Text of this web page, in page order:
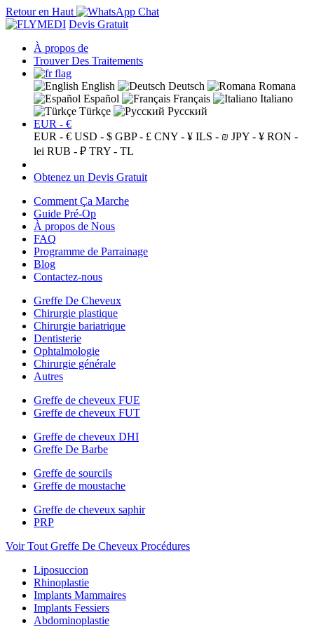
Retour en Haut
Devis Gratuit
À propos de
Trouver Des Traitements
English Deutsch
Romana
Español
Français
Italiano
Türkçe
Русский
EUR - €
EUR - € USD - $ GBP - £ CNY - ¥ ILS - ₪ JPY - ¥ RON -
lei RUB - ₽ TRY - TL
Obtenez un Devis Gratuit
Comment Ça Marche
Guide Pré-Op
À propos de Nous
FAQ
Programme de Parrainage
Blog
Contactez-nous
Greffe De Cheveux
Chirurgie plastique
Chirurgie bariatrique
Dentisterie
Ophtalmologie
Chirurgie générale
Autres
Greffe de cheveux FUE
Greffe de cheveux FUT
Greffe de cheveux DHI
Greffe De Barbe
Greffe de sourcils
Greffe de moustache
Greffe de cheveux saphir
PRP
Voir Tout Greffe De Cheveux Procédures
Liposuccion
Rhinoplastie
Implants Mammaires
Implants Fessiers
Abdominoplastie